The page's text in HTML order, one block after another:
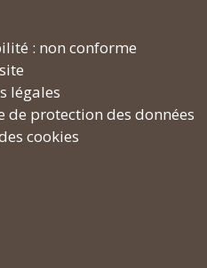
: non conforme
légales
de protection des données
cookies